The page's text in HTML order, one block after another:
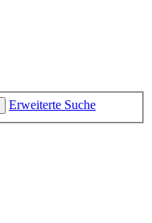
Erweiterte Suche